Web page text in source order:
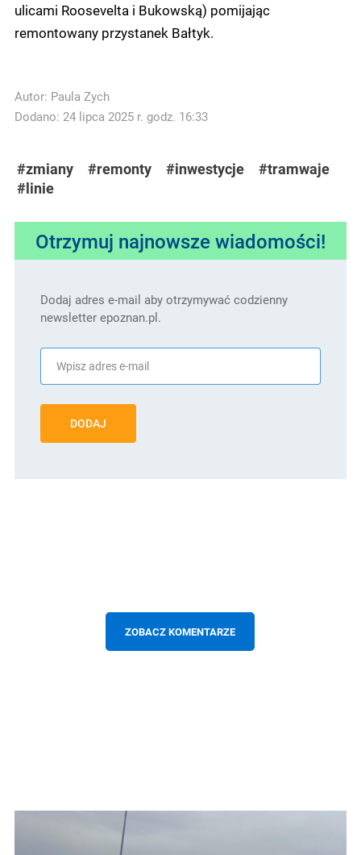
ulicami Roosevelta i Bukowską) pomijając
remontowany przystanek Bałtyk.
Autor: Paula Zych
Dodano: 24 lipca 2025 r. godz. 16:33
#zmiany #remonty #inwestycje
#tramwaje
#linie
Otrzymuj najnowsze wiadomości!
Dodaj adres e-mail aby otrzymywać codzienny
newsletter epoznan.pl.
DODAJ
ZOBACZ KOMENTARZE